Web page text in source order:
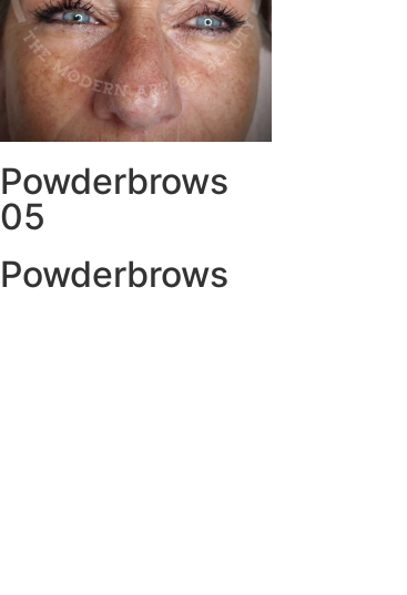
Powderbrows
05
Powderbrows